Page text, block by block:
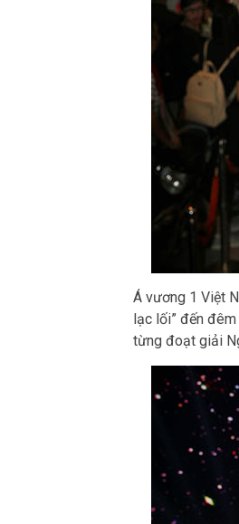
Á vương 1 Việt
lạc lối” đến
từng đoạt giải